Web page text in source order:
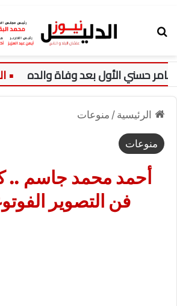
الأول بعد وفاة والده
الرئيسية / منوعات
منوعات
أحمد محمد جاسم ..
فن التصوير